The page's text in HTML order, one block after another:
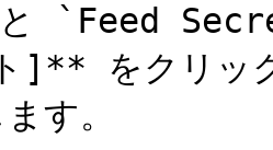
`Feed
をクリッ
す。